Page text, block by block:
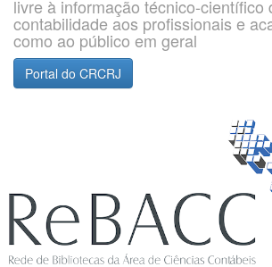
livre à informação técnico-científico
contabilidade aos profissionais e
como ao público em geral
Portal do CRCRJ